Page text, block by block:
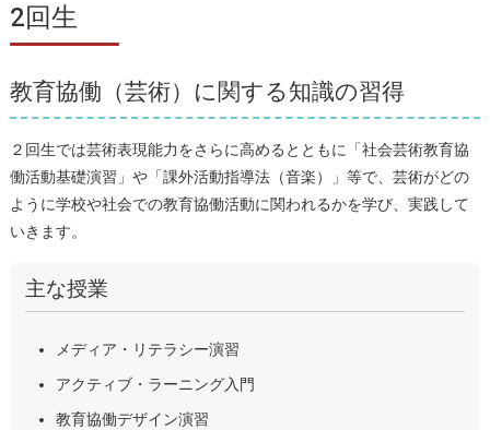
2回生
教育協働（芸術）に関する知識の習得
２回生では芸術表現能力をさらに高めるとともに「社会芸術教育協
働活動基礎演習」や「課外活動指導法（音楽）」等で、芸術がどの
ように学校や社会での教育協働活動に関われるかを学び、実践して
いきます。
主な授業
メディア・リテラシー演習
アクティブ・ラーニング入門
教育協働デザイン演習